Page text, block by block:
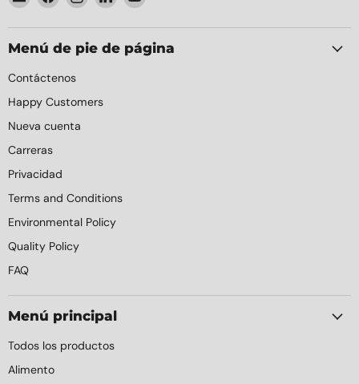
en
Correo
electrónico
en
Facebook
en
Instagram
en
LinkedInYouTube
Menú de pie de página
Contáctenos
Happy Customers
Nueva cuenta
Carreras
Privacidad
Terms and Conditions
Environmental Policy
Quality Policy
FAQ
Menú principal
Todos los productos
Alimento